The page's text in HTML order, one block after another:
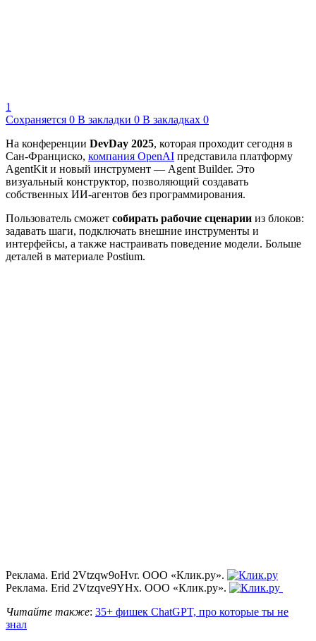
1
Сохраняется 0 В закладки 0 В закладках 0
На конференции DevDay 2025, которая проходит сегодня в
Сан-Франциско, компания OpenAI представила платформу
AgentKit и новый инструмент — Agent Builder. Это
визуальный конструктор, позволяющий создавать
собственных ИИ-агентов без программирования.
Пользователь сможет собирать рабочие сценарии из блоков:
задавать шаги, подключать внешние инструменты и
интерфейсы, а также настраивать поведение модели. Больше
деталей в материале Postium.
Реклама. Erid 2Vtzqw9oHvr. ООО «Клик.ру».
Реклама. Erid 2Vtzqve9YHx. ООО «Клик.ру».
Читайте также: 35+ фишек ChatGPT, про которые ты не
знал